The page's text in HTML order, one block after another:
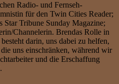
Radio- und Fernseh-
für den Twin Cities Reader;
Star Tribune Sunday Magazine;
Channelerin. Brendas Rolle in
darin, uns dabei zu helfen,
uns einschränken, während wir
und die Erschaffung